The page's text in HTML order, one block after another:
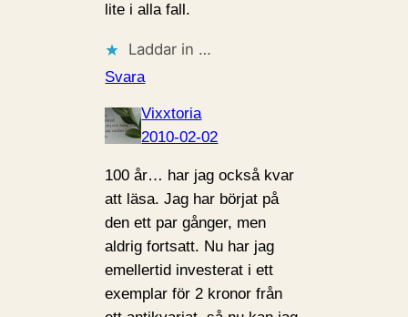
lite i alla fall.
Laddar in …
Svara
Vixxtoria
2010-02-02
100 år… har jag också kvar
att läsa. Jag har börjat på
den ett par gånger, men
aldrig fortsatt. Nu har jag
emellertid investerat i ett
exemplar för 2 kronor från